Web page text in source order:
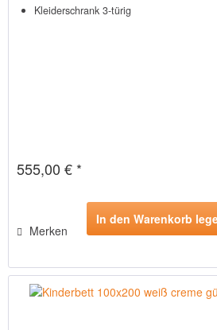
Kleiderschrank 3-türig
555,00 € *
Merken
In den Warenkorb